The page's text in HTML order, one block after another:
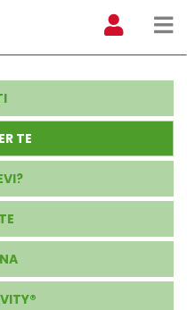
TE